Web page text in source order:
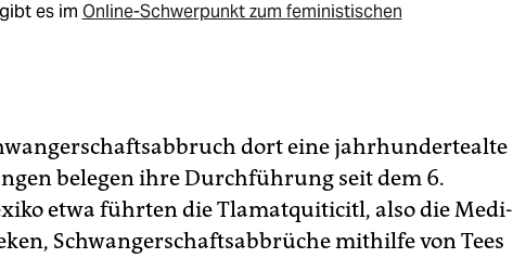
es im Online-Schwerpunkt zum feministischen
dort eine jahrhundertealte
belegen ihre Durchführung seit dem 6.
etwa führten die Tla­mat­quiti­citl, also die Me­di­
Schwangerschaftsabbrüche mit­hilfe von Tees